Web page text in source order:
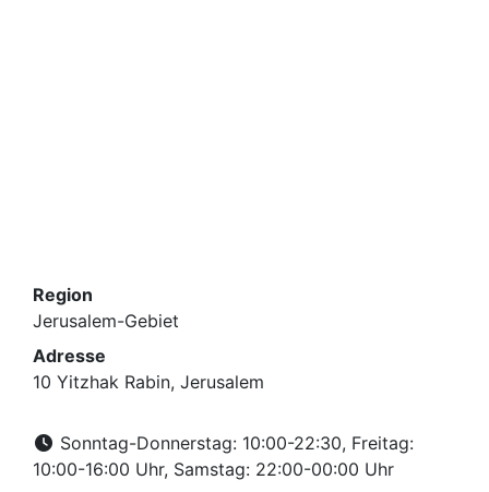
Region
Jerusalem-Gebiet
Adresse
10 Yitzhak Rabin, Jerusalem
Sonntag-Donnerstag: 10:00-22:30, Freitag:
10:00-16:00 Uhr, Samstag: 22:00-00:00 Uhr